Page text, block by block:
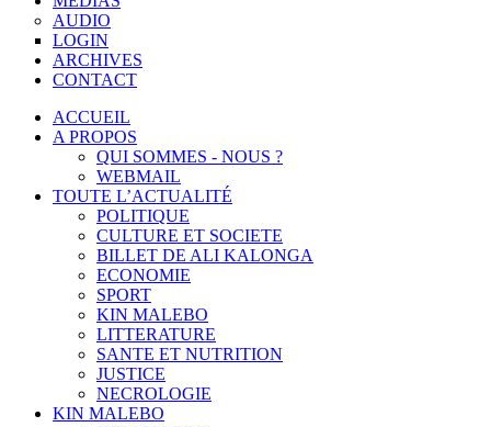
AUDIO
LOGIN
ARCHIVES
CONTACT
ACCUEIL
A PROPOS
QUI SOMMES - NOUS ?
WEBMAIL
TOUTE L’ACTUALITÉ
POLITIQUE
CULTURE ET SOCIETE
BILLET DE ALI KALONGA
ECONOMIE
SPORT
KIN MALEBO
LITTERATURE
SANTE ET NUTRITION
JUSTICE
NECROLOGIE
KIN MALEBO